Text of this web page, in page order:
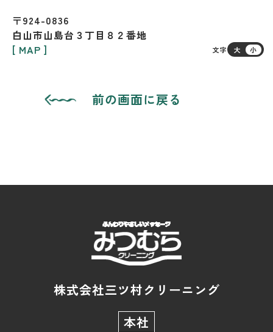
〒924-0836
白山市山島台３丁目８２番地
[ MAP ]
文字 大 小
前の画面に戻る
株式会社三ツ村クリーニング
本社